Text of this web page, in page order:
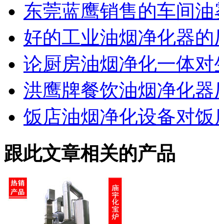
东莞蓝鹰销售的车间
好的工业油烟净化器
论厨房油烟净化一体
洪鹰牌餐饮油烟净化
饭店油烟净化设备对
跟此文章相关的产品